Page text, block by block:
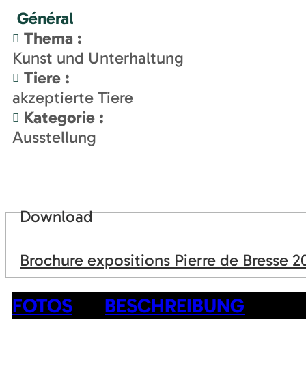
Général
Thema :
Kunst und Unterhaltung
Tiere :
akzeptierte Tiere
Kategorie :
Ausstellung
Download
Brochure expositions Pierre de Bresse
FOTOS BESCHREIBUNG